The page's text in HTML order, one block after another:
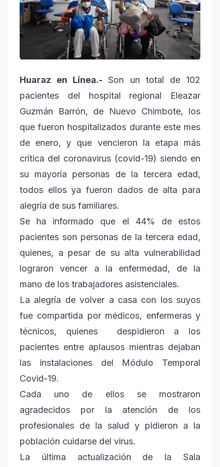
Huaraz en Línea.-Son un total de 102
pacientes del hospital regional Eleazar
Guzmán Barrón, de Nuevo Chimbote, los
que fueron hospitalizados durante este mes
de enero, y que vencieron la etapa más
crítica del coronavirus (covid-19) siendo en
su mayoría personas de la tercera edad,
todos ellos ya fueron dados de alta para
alegría de sus familiares.
Se ha informado que el 44% de estos
pacientes son personas de la tercera edad,
quienes, a pesar de su alta vulnerabilidad
lograron vencer a la enfermedad, de la
mano de los trabajadores asistenciales.
La alegría de volver a casa con los suyos
fue compartida por médicos, enfermeras y
técnicos, quienes despidieron a los
pacientes entre aplausos mientras dejaban
las instalaciones del Módulo Temporal
Covid-19.
Cada uno de ellos se mostraron
agradecidos por la atención de los
profesionales de la salud y pidieron a la
población cuidarse del virus.
La última actualización de la Sala